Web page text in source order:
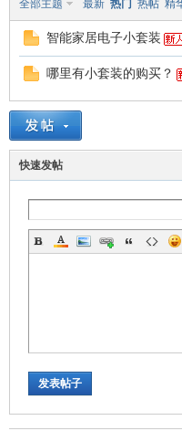
EE
全部主题 最新 热门 热帖 精
智能家居电子小套装
哪里有小套装的购买？
快速发帖
发表帖子